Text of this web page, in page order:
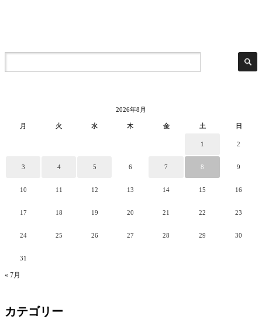
2026年8月
月 火 水 木 金 土 日
1 2
3 4 5 6 7 8 9
10 11 12 13 14 15 16
17 18 19 20 21 22 23
24 25 26 27 28 29 30
31
« 7月
カテゴリー